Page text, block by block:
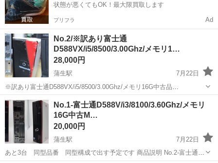
状態が悪くてもOK！最大限買取します
プリフラ Ad
No.2/※訳あり富士通
D588VX/i5/8500/3.00Ghz/メモリ1…
28,000円
蒲生駅
7月22日
※訳あり富士通D588VX/i5/8500/3.00Ghz/メモリ16G中古品
M.2.2SSD500GサブHDD1000G/DVD-RW/office2021 ※※訳あり理由、
赤い飾りベゼルが何故かガジガジです、 見...
埼玉 越谷市 蒲生駅 デスクトップパソコン
No.1-富士通D588V/i3/8100/3.60Ghz/メモリ
16G中古M…
20,000円
蒲生駅
7月22日
あと3台 同型品番 同型構成で出す予定です 商品説明 No.2-富士通